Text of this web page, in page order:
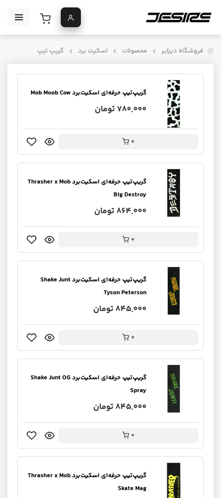
فروشگاه دیزایر محصولات اسکیت برد گریپ تیپ
گریپ‌تیپ حرفه‌ای اسکیت‌برد Mob Moob Cow
780,000 تومان
+
گریپ‌تیپ حرفه‌ای اسکیت‌برد Thrasher x Mob
Big Destroy
864,000 تومان
+
گریپ‌تیپ حرفه‌ای اسکیت‌برد Shake Junt
Tyson Peterson
845,000 تومان
+
گریپ‌تیپ حرفه‌ای اسکیت‌برد Shake Junt OG
Spray
845,000 تومان
+
گریپ‌تیپ حرفه‌ای اسکیت‌برد Thrasher x Mob
Skate Mag